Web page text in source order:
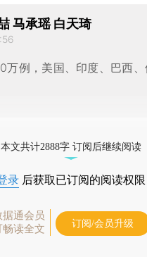
马承瑶 白天琦
万例，美国、印度、巴西
本文共计2888字 订阅后继续阅读
录 后获取已订阅的阅读权限
据通会员
畅读全文
订阅/会员升级